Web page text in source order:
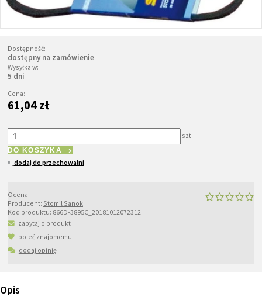
Dostępność:
dostępny na zamówienie
Wysyłka w:
5 dni
Cena:
61,04 zł
szt.
DO KOSZYKA
dodaj do przechowalni
Ocena:
Producent: Stomil Sanok
Kod produktu: 866D-3895C_20181012072312
zapytaj o produkt
poleć znajomemu
dodaj opinię
Opis